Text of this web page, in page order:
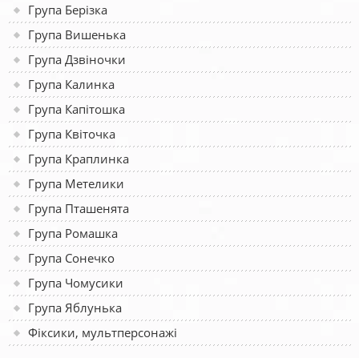
Група Берізка
Група Вишенька
Група Дзвіночки
Група Калинка
Група Капітошка
Група Квіточка
Група Краплинка
Група Метелики
Група Пташенята
Група Ромашка
Група Сонечко
Група Чомусики
Група Яблунька
Фіксики, мультперсонажі